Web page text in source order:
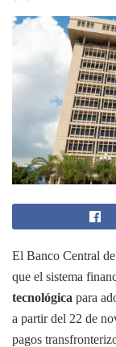
El Banco Central
que el sistema
tecnológica para
a partir del 22 de
pagos